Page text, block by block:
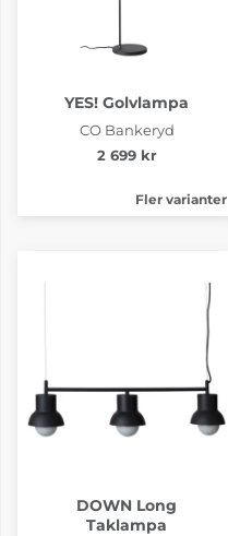
YES! Golvlampa
CO Bankeryd
2 699 kr
Fler varianter
DOWN Long
Taklampa